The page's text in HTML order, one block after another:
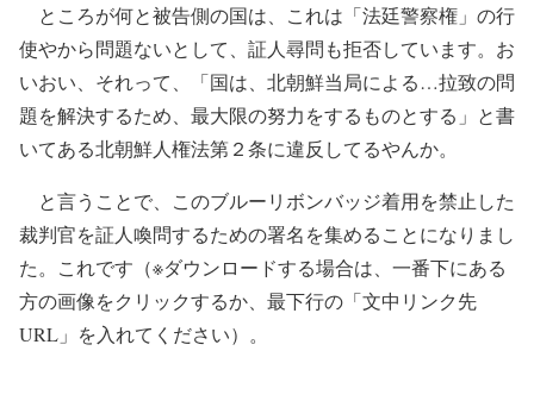
ところが何と被告側の国は、これは「法廷警察権」の行
使やから問題ないとして、証人尋問も拒否しています。お
いおい、それって、「国は、北朝鮮当局による…拉致の問
題を解決するため、最大限の努力をするものとする」と書
いてある北朝鮮人権法第２条に違反してるやんか。
と言うことで、このブルーリボンバッジ着用を禁止した
裁判官を証人喚問するための署名を集めることになりまし
た。これです（※ダウンロードする場合は、一番下にある
方の画像をクリックするか、最下行の「文中リンク先
URL」を入れてください）。